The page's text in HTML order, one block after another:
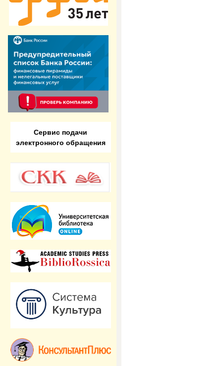
Сервис подачи
электронного обращения